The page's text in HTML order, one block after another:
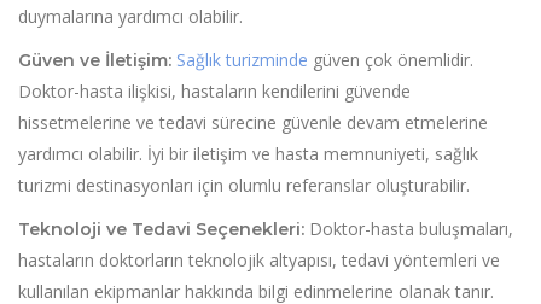
duymalarına yardımcı olabilir.
Güven ve İletişim: Sağlık turizminde güven çok önemlidir.
Doktor-hasta ilişkisi, hastaların kendilerini güvende
hissetmelerine ve tedavi sürecine güvenle devam etmelerine
yardımcı olabilir. İyi bir iletişim ve hasta memnuniyeti, sağlık
turizmi destinasyonları için olumlu referanslar oluşturabilir.
Teknoloji ve Tedavi Seçenekleri: Doktor-hasta buluşmaları,
hastaların doktorların teknolojik altyapısı, tedavi yöntemleri ve
kullanılan ekipmanlar hakkında bilgi edinmelerine olanak tanır.